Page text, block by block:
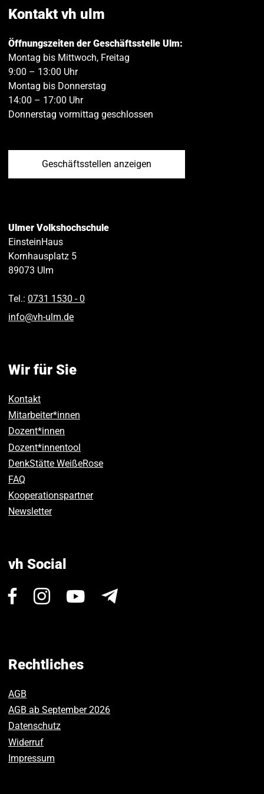
Kontakt vh ulm
Öffnungszeiten der Geschäftsstelle Ulm:
Montag bis Mittwoch, Freitag
9:00 – 13:00 Uhr
Montag bis Donnerstag
14:00 – 17:00 Uhr
Donnerstag vormittag geschlossen
Geschäftsstellen anzeigen
Ulmer Volkshochschule
EinsteinHaus
Kornhausplatz 5
89073 Ulm
Tel.: 0731 1530 ‑ 0
info@vh-ulm.de
Wir für Sie
Kontakt
Mitarbeiter*innen
Dozent*innen
Dozent*innentool
DenkStätte WeißeRose
FAQ
Kooperationspartner
Newsletter
vh Social
Besuchen
Facebook.
Besuchen
Instagram.
Besuchen
Rechtliches
AGB
AGB ab September 2026
Datenschutz
Widerruf
Impressum